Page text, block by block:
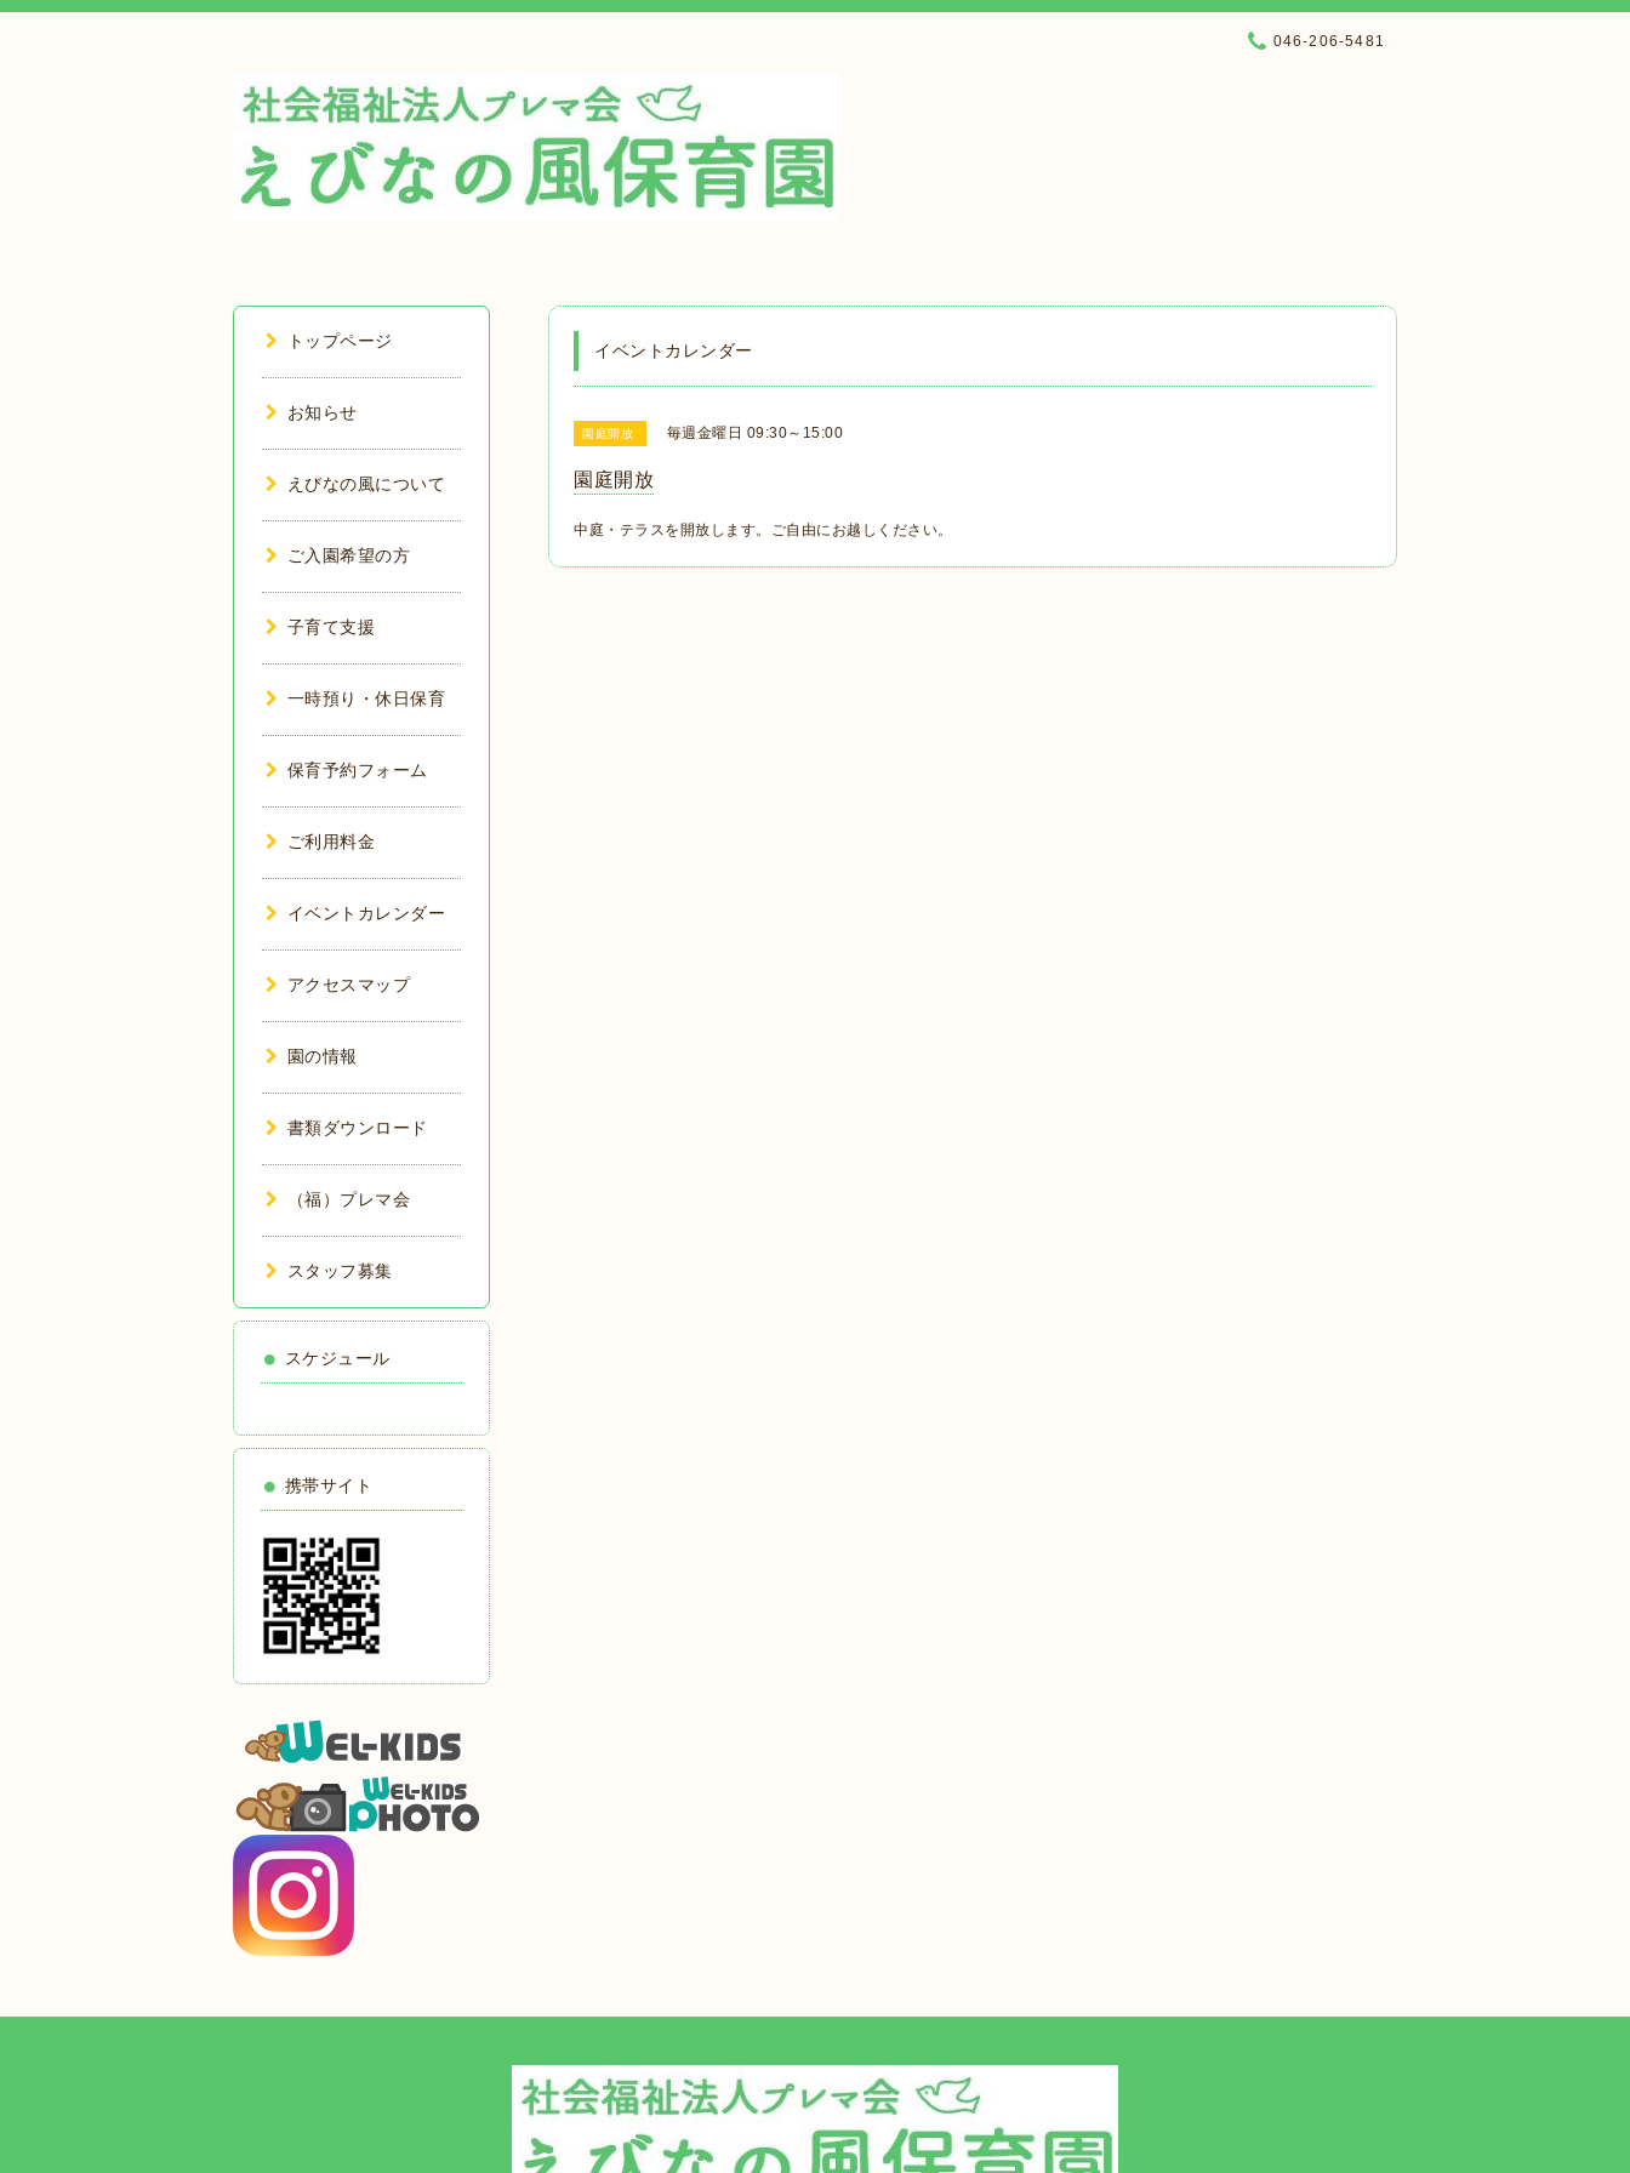
046-206-5481
イベントカレンダー
園庭開放 毎週金曜日 09:30～15:00
園庭開放
中庭・テラスを開放します。ご自由にお越しください。
トップページ
お知らせ
えびなの風について
ご入園希望の方
子育て支援
一時預り・休日保育
保育予約フォーム
ご利用料金
イベントカレンダー
アクセスマップ
園の情報
書類ダウンロード
（福）プレマ会
スタッフ募集
スケジュール
携帯サイト